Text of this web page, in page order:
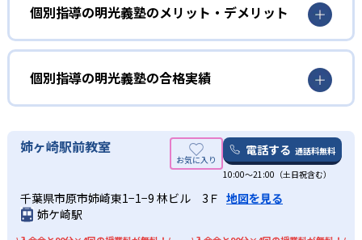
る。生徒自らが考えることを重視した指導。授業は生徒と
講師が会話をしながら進められる。自分の言葉で話して理
解を深めるため、理解の定着が深まる。
02 ノートの取り方から指導
明光義塾にはオリジナルのノートがある。ノートの形式に
合わせて見やすいノート作りを学ぶ。書き人は生徒に合わ
せて指導してくれる。ノートの取り方を学ぶことで、生徒
03 豊富な情報力
苦手科目を克服したい人におすすめ
明光義塾のノート指導では、分かったことを整理できる。
これにより、自分がどこでつまずいているのかを把握でき
る。
中学生
内申点を上げたい人におすすめ
明光義塾の豊富な情報から、学校ごとのテスト傾向を把握
している。生徒一人ひとりの特性も把握した上で、情報を
基に定期テスト対策を行う。また、一人ひとり異なる成績
個別指導の明光義塾のメリット・デメリット
どんなメリットがある？
個別指導の明光義塾の最大のメリットは、オリジナルのノ
ートだ。明光義塾のオリジナルノートは、解き直し専用ノ
ートがあり、そのノートを確認するだけで自分の苦手を確
認できる。勉強の仕方が分からない人も、オリジナルノー
トで簡単に復習できる。
また、振替授業も魅力の一つ。集団指導では、授業を一回
休むとその授業の内容を理解できないまま進んでしまうこ
とがほとんど。明光義塾は、授業を休んでも、振替授業を
取得可能。生徒に合わせて授業の進度やテキストを変更す
個別指導の明光義塾の合格実績
個別指導の明光義塾ではサイトでは合格実績を載せていな
い。合格実績があるかどうかは、近くの校舎へ資料請求し
姉ヶ崎駅前教室 電話する 通話料無料
10:00〜21:00（土日祝含む）
千葉県市原市姉崎東1−1−9 林ビル 3Ｆ 地図を見る
姉ケ崎駅